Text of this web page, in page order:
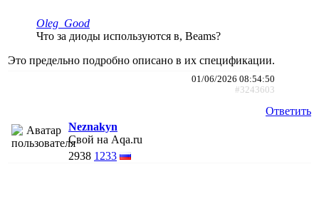
Oleg_Good
Что за диоды используются в, Beams?
Это предельно подробно описано в их спецификации.
01/06/2026 08:54:50
#3243603
Ответить
Neznakyn
Свой на Aqa.ru
2938 1233